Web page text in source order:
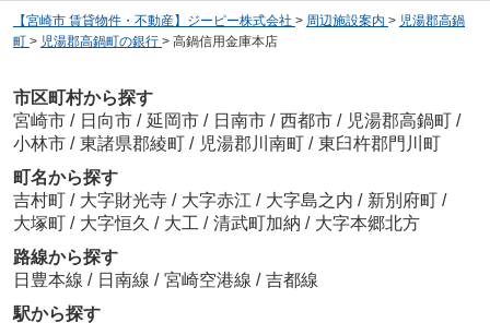
【宮崎市 賃貸物件・不動産】ジーピー株式会社 > 周辺施設案内 > 児湯郡高鍋
町 > 児湯郡高鍋町の銀行 > 高鍋信用金庫本店
市区町村から探す
宮崎市 / 日向市 / 延岡市 / 日南市 / 西都市 / 児湯郡高鍋町 /
小林市 / 東諸県郡綾町 / 児湯郡川南町 / 東臼杵郡門川町
町名から探す
吉村町 / 大字財光寺 / 大字赤江 / 大字島之内 / 新別府町 /
大塚町 / 大字恒久 / 大工 / 清武町加納 / 大字本郷北方
路線から探す
日豊本線 / 日南線 / 宮崎空港線 / 吉都線
駅から探す